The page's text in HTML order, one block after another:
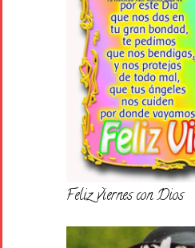
Feliz viernes con Dios